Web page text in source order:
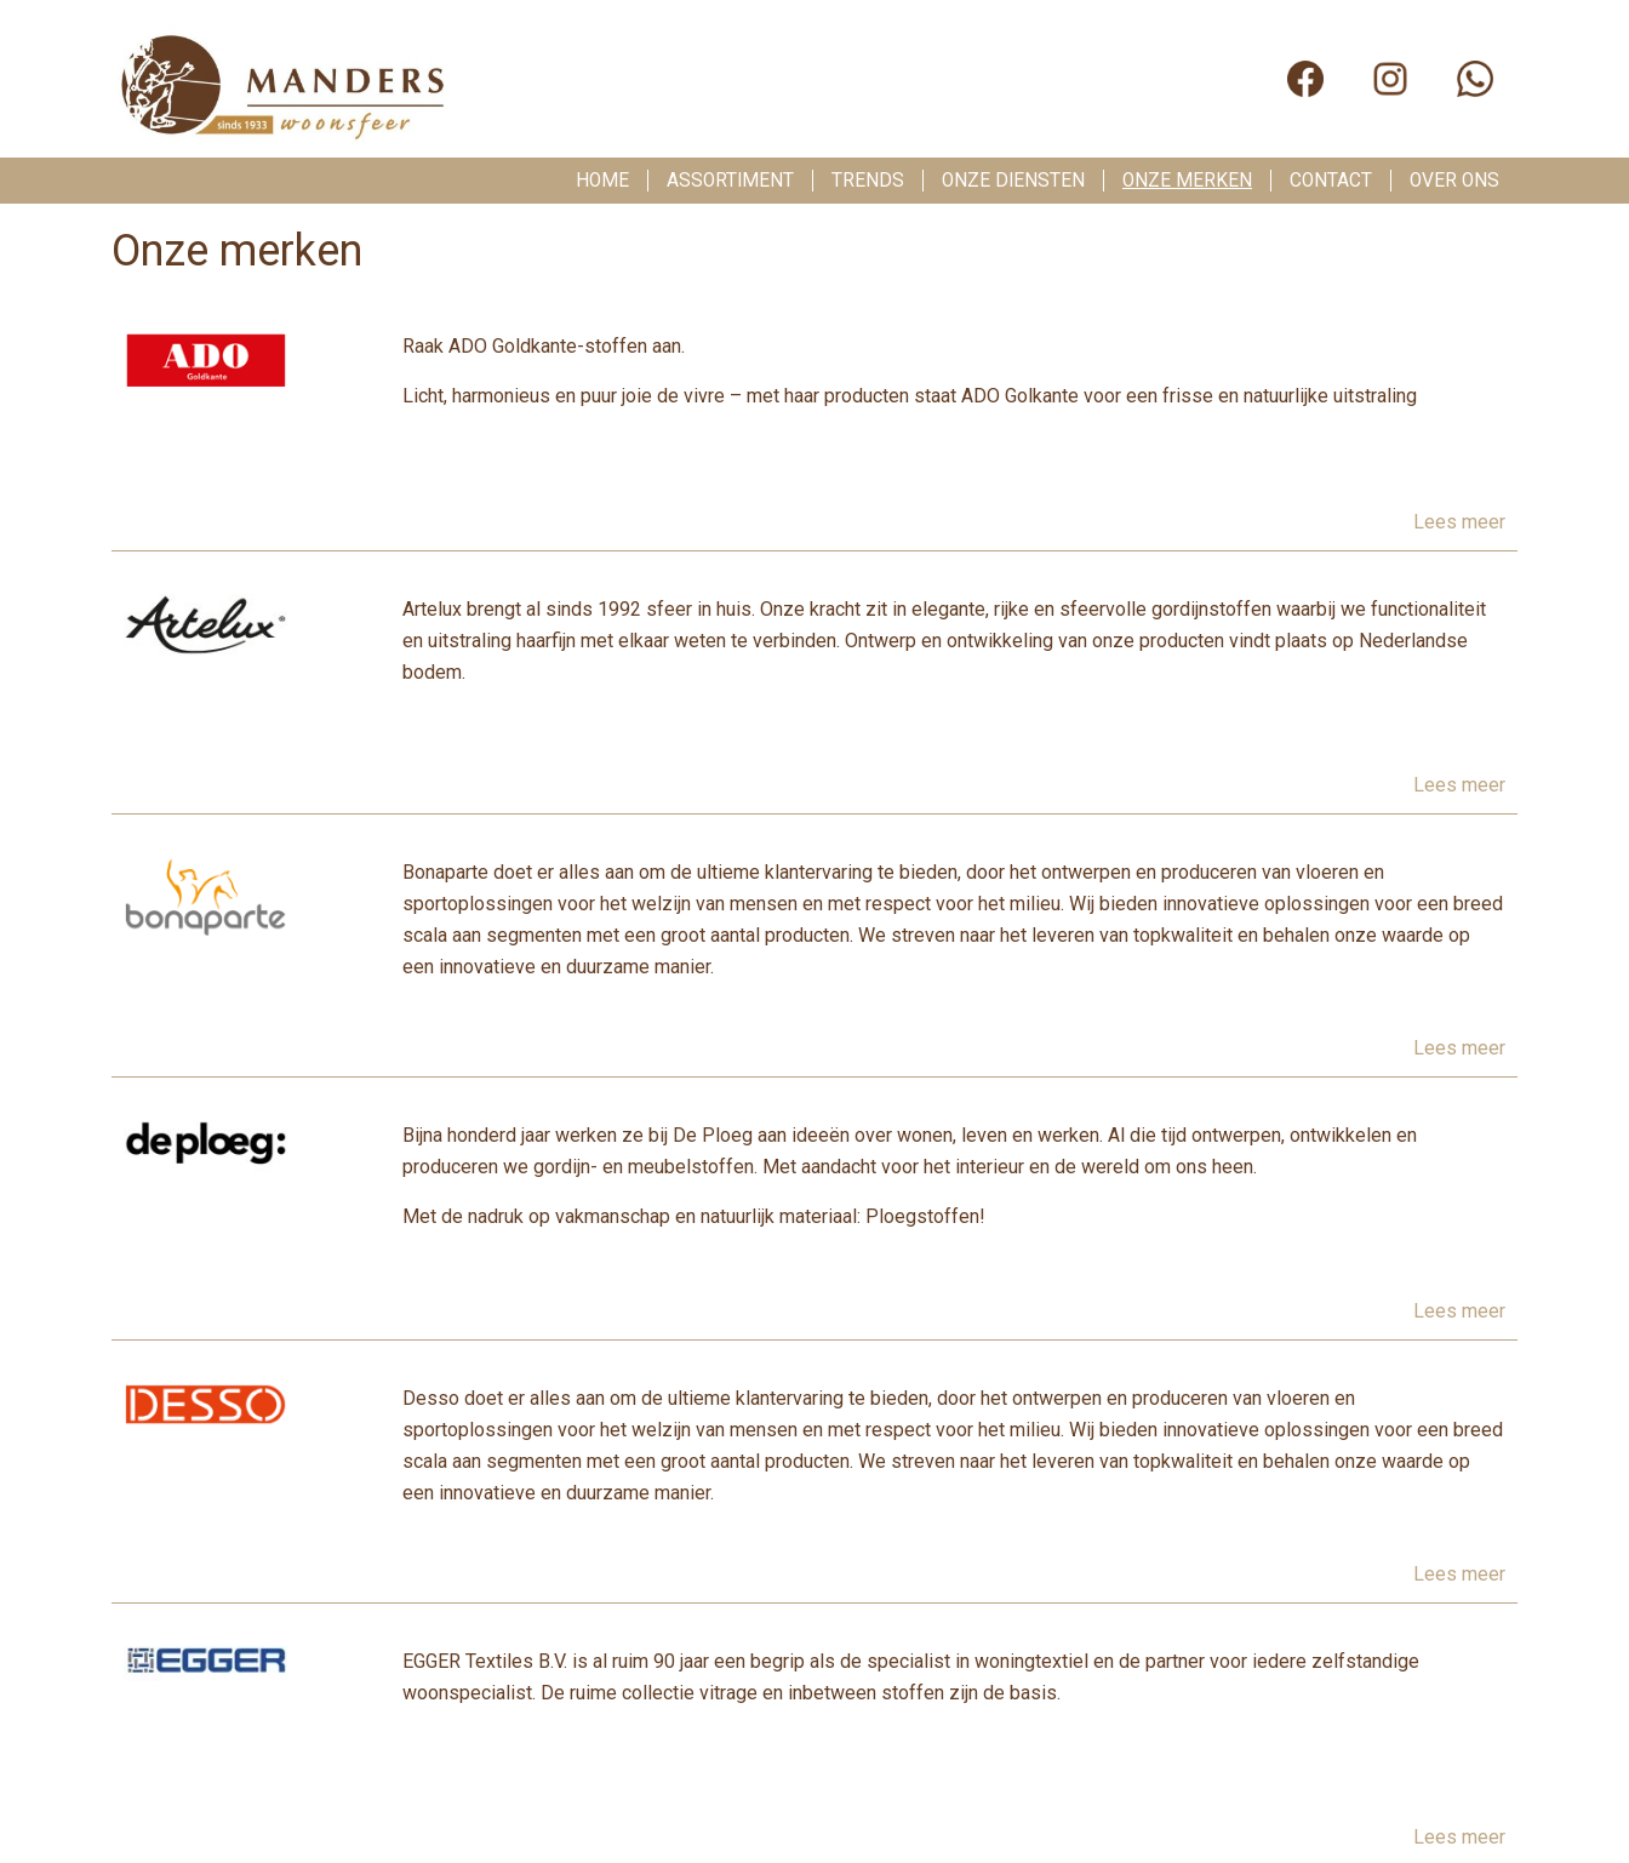
HOME ASSORTIMENT TRENDS ONZE DIENSTEN ONZE MERKEN CONTACT OVER ONS
Onze merken
Raak ADO Goldkante-stoffen aan.
Licht, harmonieus en puur joie de vivre – met haar producten staat ADO Golkante voor een frisse en natuurlijke uitstraling
Lees meer
Artelux brengt al sinds 1992 sfeer in huis. Onze kracht zit in elegante, rijke en sfeervolle gordijnstoffen waarbij we functionaliteit
en uitstraling haarfijn met elkaar weten te verbinden. Ontwerp en ontwikkeling van onze producten vindt plaats op Nederlandse
bodem.
Lees meer
Bonaparte doet er alles aan om de ultieme klantervaring te bieden, door het ontwerpen en produceren van vloeren en
sportoplossingen voor het welzijn van mensen en met respect voor het milieu. Wij bieden innovatieve oplossingen voor een breed
scala aan segmenten met een groot aantal producten. We streven naar het leveren van topkwaliteit en behalen onze waarde op
een innovatieve en duurzame manier.
Lees meer
Bijna honderd jaar werken ze bij De Ploeg aan ideeën over wonen, leven en werken. Al die tijd ontwerpen, ontwikkelen en
produceren we gordijn- en meubelstoffen. Met aandacht voor het interieur en de wereld om ons heen.
Met de nadruk op vakmanschap en natuurlijk materiaal: Ploegstoffen!
Lees meer
Desso doet er alles aan om de ultieme klantervaring te bieden, door het ontwerpen en produceren van vloeren en
sportoplossingen voor het welzijn van mensen en met respect voor het milieu. Wij bieden innovatieve oplossingen voor een breed
scala aan segmenten met een groot aantal producten. We streven naar het leveren van topkwaliteit en behalen onze waarde op
een innovatieve en duurzame manier.
Lees meer
EGGER Textiles B.V. is al ruim 90 jaar een begrip als de specialist in woningtextiel en de partner voor iedere zelfstandige
woonspecialist. De ruime collectie vitrage en inbetween stoffen zijn de basis.
Lees meer